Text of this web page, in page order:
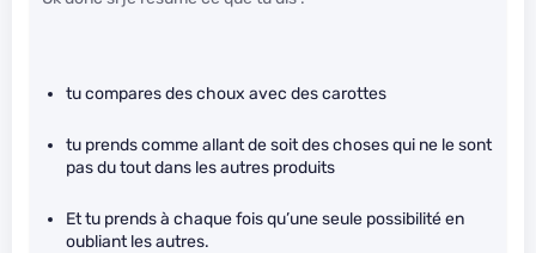
tu compares des choux avec des carottes
tu prends comme allant de soit des choses qui ne le sont
pas du tout dans les autres produits
Et tu prends à chaque fois qu’une seule possibilité en
oubliant les autres.